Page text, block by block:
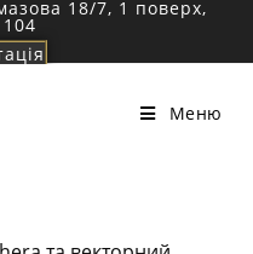
18/7, 1 поверх,
104
Меню